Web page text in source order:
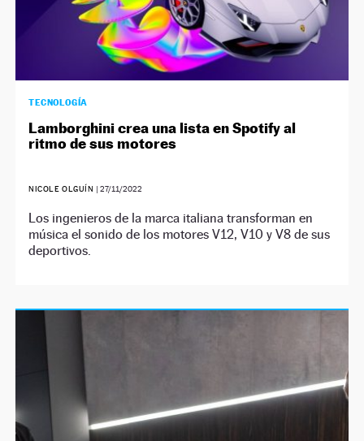
TECNOLOGÍA
Lamborghini crea una lista en Spotify al
ritmo de sus motores
NICOLE OLGUÍN | 27/11/2022
Los ingenieros de la marca italiana transforman en
música el sonido de los motores V12, V10 y V8 de sus
deportivos.